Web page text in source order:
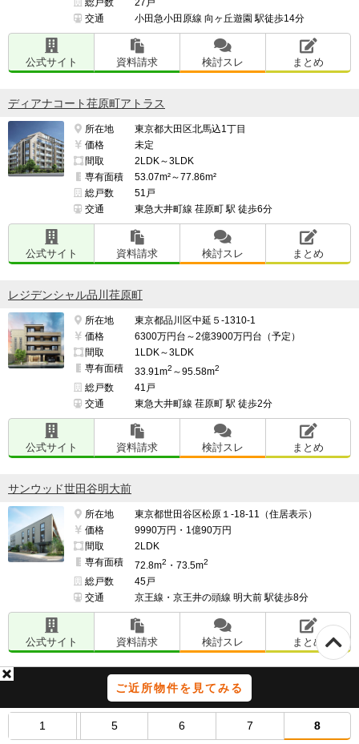
ご近所物件を見てみる
1 5 6 7 8
交通
小田急小田原線 向ヶ丘遊園 駅徒歩14分
公式サイト 資料請求 検討スレ まとめ
ディアナコート荏原町アトラス
所在地
東京都大田区北馬込1丁目
価格
未定
間取
2LDK～3LDK
専有面積
53.07m²～77.86m²
総戸数
51戸
交通
東急大井町線 荏原町 駅 徒歩6分
公式サイト 資料請求 検討スレ まとめ
レジデンシャル品川荏原町
所在地
東京都品川区中延５-1310-1
価格
6300万円台～2億3900万円台（予定）
間取
1LDK～3LDK
専有面積
33.91m2 ～95.58m2
総戸数
41戸
交通
東急大井町線 荏原町 駅 徒歩2分
公式サイト 資料請求 検討スレ まとめ
サンウッド世田谷明大前
所在地
東京都世田谷区松原１-18-11（住居表示）
価格
9990万円・1億90万円
間取
2LDK
専有面積
72.8m2 ・73.5m2
総戸数
45戸
交通
京王線・京王井の頭線 明大前 駅徒歩8分
公式サイト 資料請求 検討スレ まとめ
ピアース白金台パークフロント
所在地
東京都港区白金台３-48-8外
間取
1LDK～2LDK